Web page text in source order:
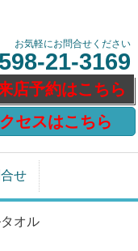
お気軽にお問合せください
21-3169
店予約はこちら
セスはこちら
せ
オル